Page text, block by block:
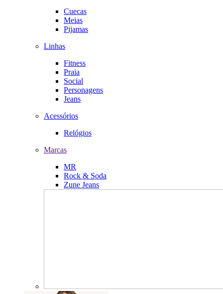
Cuecas
Meias
Pijamas
Linhas
Fitness
Praia
Social
Personagens
Jeans
Acessórios
Relógios
Marcas
MR
Rock & Soda
Zune Jeans